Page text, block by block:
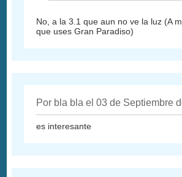
No, a la 3.1 que aun no ve la luz (A
que uses Gran Paradiso)
Por bla bla el 03 de Septiembre
es interesante